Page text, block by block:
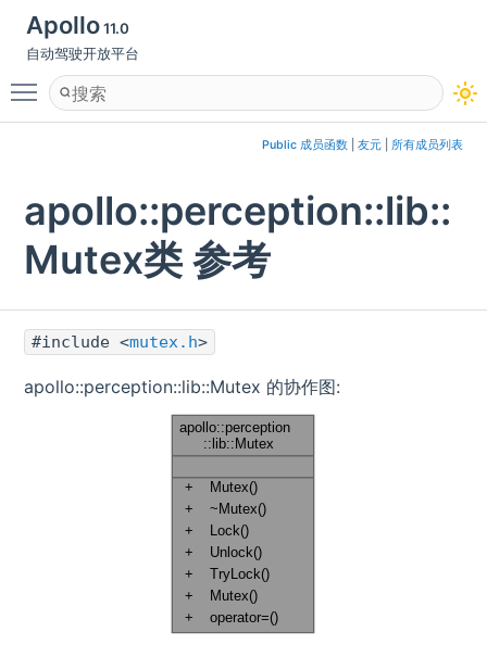
Apollo11.0
自动驾驶开放平台
Toggle main menu visibility
Public 成员函数| 友元| 所有成员列表
apollo::perception::lib::
Mutex类 参考
#include <mutex.h>
apollo::perception::lib::Mutex 的协作图: